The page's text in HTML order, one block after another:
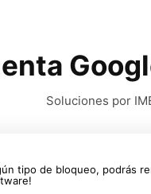
Soluciones por
tipo de bloqueo, podrás